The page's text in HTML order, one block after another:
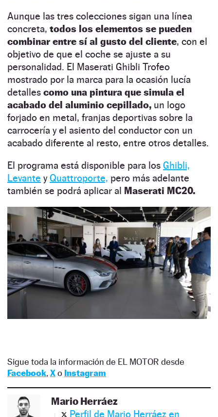
Aunque las tres colecciones sigan una línea
concreta, todos los elementos se pueden
combinar entre sí al gusto del cliente, con el
objetivo de que el coche se ajuste a su
personalidad. El Maserati Ghibli Trofeo
mostrado por la marca para la ocasión lucía
detalles como una pintura que simula el
acabado del aluminio cepillado, un logo
forjado en metal, franjas deportivas sobre la
carrocería y el asiento del conductor con un
acabado diferente al resto, entre otros detalles.
El programa está disponible para los Ghibli,
Levante yQuattroporte, pero más adelante
también se podrá aplicar al Maserati MC20.
Sigue toda la información de EL MOTOR desde
Facebook, Xo Instagram
Mario Herráez
Perfil de Mario Herráez en